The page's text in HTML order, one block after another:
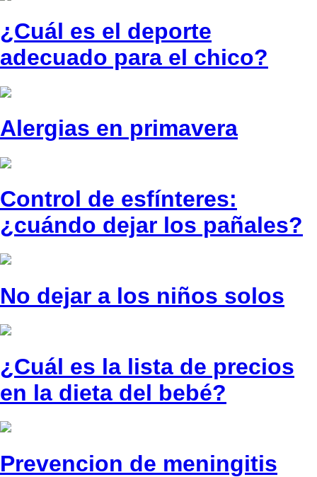
¿Cuál es el deporte
adecuado para el chico?
Alergias en primavera
Control de esfínteres:
¿cuándo dejar los pañales?
No dejar a los niños solos
¿Cuál es la lista de precios
en la dieta del bebé?
Prevencion de meningitis